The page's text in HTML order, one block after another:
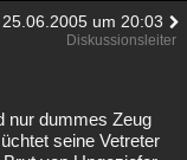
25.06.2005 um 20:03
Diskussionsleiter
nur dummes Zeug
seine Vetreter